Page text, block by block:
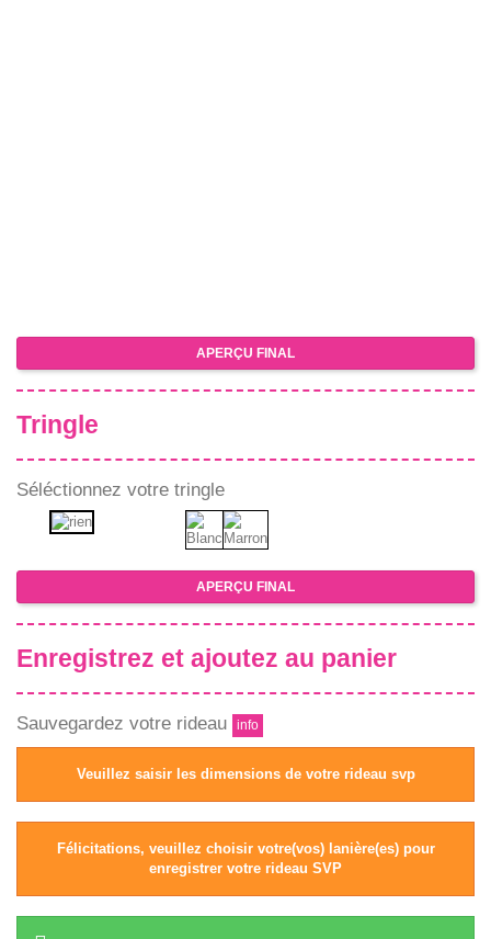
APERÇU FINAL
Tringle
Séléctionnez votre tringle
APERÇU FINAL
Enregistrez et ajoutez au panier
Sauvegardez votre rideau info
Veuillez saisir les dimensions de votre rideau svp
Félicitations, veuillez choisir votre(vos) lanière(es) pour
enregistrer votre rideau SVP